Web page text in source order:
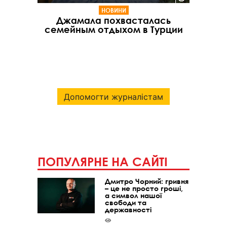
НОВИНИ
Джамала похвасталась
семейным отдыхом в Турции
Допомогти журналістам
ПОПУЛЯРНЕ НА САЙТІ
Дмитро Чорний: гривня
– це не просто гроші,
а символ нашої
свободи та
державності